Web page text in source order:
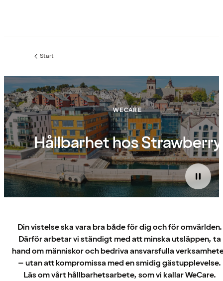
Start
WECARE
Hållbarhet hos Strawberry
Din vistelse ska vara bra både för dig och för omvärlden.
Därför arbetar vi ständigt med att minska utsläppen, ta
hand om människor och bedriva ansvarsfulla
– utan att kompromissa med en smidig gästupplevelse.
Läs om vårt hållbarhetsarbete, som vi kallar WeCare.